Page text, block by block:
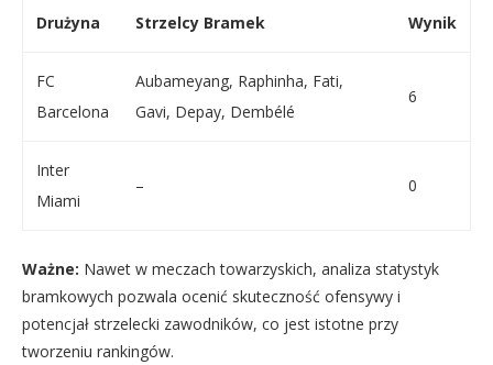
Drużyna Strzelcy Bramek Wynik
FC
Barcelona
Aubameyang, Raphinha, Fati,
Gavi, Depay, Dembélé
6
Inter
Miami
– 0
Ważne: Nawet w meczach towarzyskich, analiza statystyk
bramkowych pozwala ocenić skuteczność ofensywy i
potencjał strzelecki zawodników, co jest istotne przy
tworzeniu rankingów.